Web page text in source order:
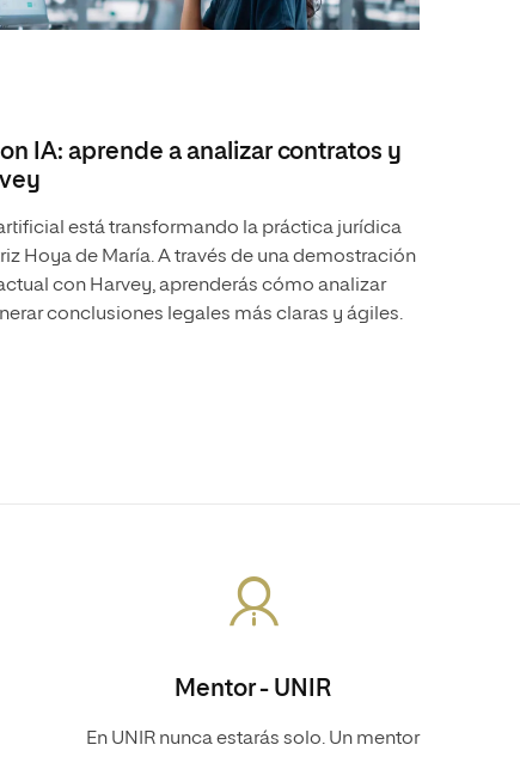
IA: aprende a analizar contratos y
está transformando la práctica jurídica
Hoya de María. A través de una demostración
con Harvey, aprenderás cómo analizar
conclusiones legales más claras y ágiles.
Mentor - UNIR
En UNIR nunca estarás solo. Un mentor